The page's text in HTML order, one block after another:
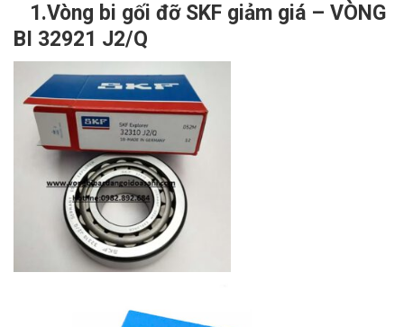
1.Vòng bi gối đỡ SKF giảm giá – VÒNG
BI 32921 J2/Q